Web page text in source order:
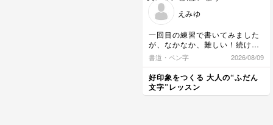
えみゆ
一回目の練習で書いてみました
が、なかなか、難しい！続けて
みたいと思います！
書道・ペン字 2026/08/09
好印象をつくる 大人の“ふだん
文字”レッスン